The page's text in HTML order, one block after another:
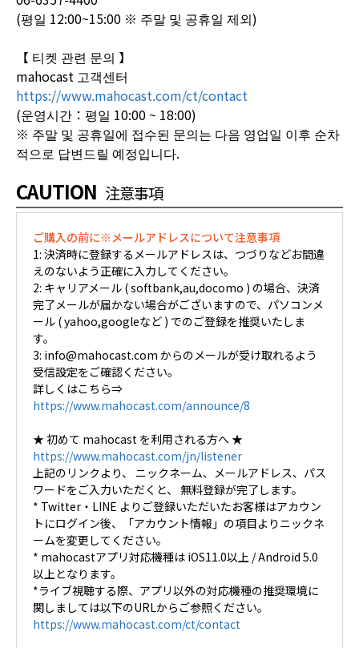
(평일 12:00~15:00 ※ 주말 및 공휴일 제외)
【 티켓 관련 문의 】
mahocast 고객센터
https://www.mahocast.com/ct/contact
(운영시간：평일 10:00 ~ 18:00)
※ 주말 및 공휴일에 접수된 문의는 다음 영업일 이후 순차
적으로 답변드릴 예정입니다.
CAUTION 注意事項
ご購入の前に※メールアドレスについて注意事項
1: 決済時に登録するメールアドレスは、つづりなどお間違
えのないよう正確に入力してください。
2: キャリアメール ( softbank,au,docomo ) の場合、決済
完了メールが届かない場合がございますので、パソコンメ
ール ( yahoo,googleなど ) でのご登録を推奨いたしま
す。
3: info@mahocast.com からのメールが受け取れるよう
受信設定をご確認ください。
詳しくはこちら⇒
https://www.mahocast.com/announce/8
★ 初めて mahocast を利用される方へ ★
https://www.mahocast.com/jn/listener
上記のリンクより、 ニックネーム、メールアドレス、パス
ワードをご入力いただくと、 無料登録が完了します。
* Twitter・LINE よりご登録いただいたお客様はアカウン
トにログイン後、「アカウント情報」の項目よりニックネ
ームを変更してください。
* mahocastアプリ対応機種は iOS11.0以上 / Android 5.0
以上となります。
*ライブ視聴する際、アプリ以外の対応機種の推奨環境に
関しましては以下のURLからご参照ください。
https://www.mahocast.com/ct/contact